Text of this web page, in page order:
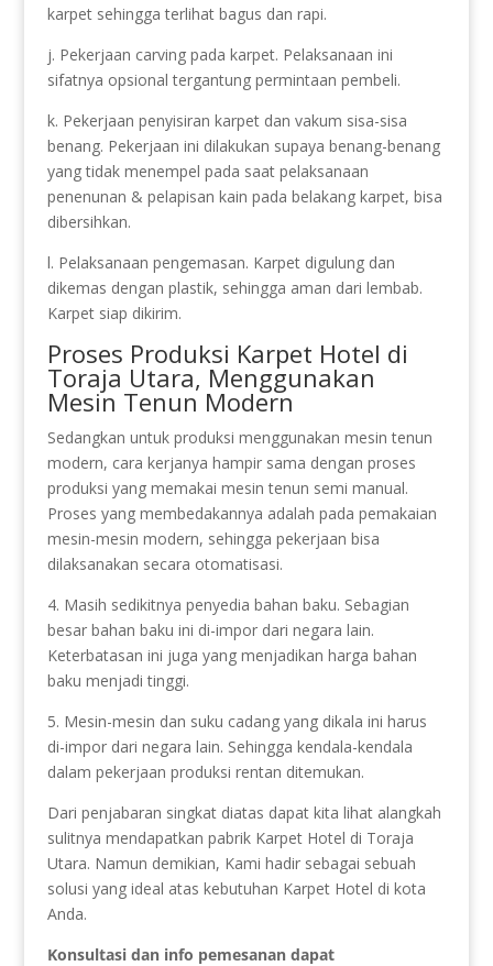
karpet sehingga terlihat bagus dan rapi.
j. Pekerjaan carving pada karpet. Pelaksanaan ini
sifatnya opsional tergantung permintaan pembeli.
k. Pekerjaan penyisiran karpet dan vakum sisa-sisa
benang. Pekerjaan ini dilakukan supaya benang-benang
yang tidak menempel pada saat pelaksanaan
penenunan & pelapisan kain pada belakang karpet, bisa
dibersihkan.
l. Pelaksanaan pengemasan. Karpet digulung dan
dikemas dengan plastik, sehingga aman dari lembab.
Karpet siap dikirim.
Proses Produksi Karpet Hotel di
Toraja Utara, Menggunakan
Mesin Tenun Modern
Sedangkan untuk produksi menggunakan mesin tenun
modern, cara kerjanya hampir sama dengan proses
produksi yang memakai mesin tenun semi manual.
Proses yang membedakannya adalah pada pemakaian
mesin-mesin modern, sehingga pekerjaan bisa
dilaksanakan secara otomatisasi.
4. Masih sedikitnya penyedia bahan baku. Sebagian
besar bahan baku ini di-impor dari negara lain.
Keterbatasan ini juga yang menjadikan harga bahan
baku menjadi tinggi.
5. Mesin-mesin dan suku cadang yang dikala ini harus
di-impor dari negara lain. Sehingga kendala-kendala
dalam pekerjaan produksi rentan ditemukan.
Dari penjabaran singkat diatas dapat kita lihat alangkah
sulitnya mendapatkan pabrik Karpet Hotel di Toraja
Utara. Namun demikian, Kami hadir sebagai sebuah
solusi yang ideal atas kebutuhan Karpet Hotel di kota
Anda.
Konsultasi dan info pemesanan dapat